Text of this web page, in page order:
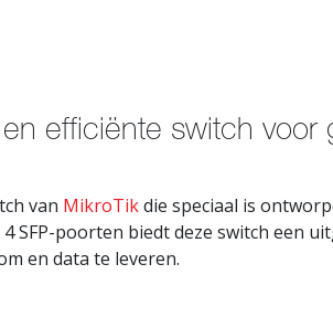
efficiënte switch voor
van MikroTikdie speciaal is
SFP-poorten biedt deze switch een
en data te leveren.